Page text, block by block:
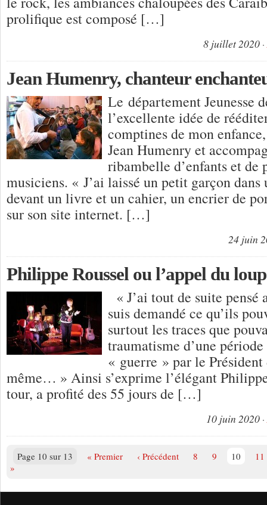
prolifique est composé […]
8 juillet 2020
Jean Humenry, chanteur
Le département Jeunesse
l’excellente idée de
comptines de mon
Jean Humenry et
ribambelle d’enfants et de
musiciens. « J’ai laissé un petit garçon
devant un livre et un cahier, un encrier de
sur son site internet. […]
24 juin
Philippe Roussel ou l’appel du
« J’ai tout de suite pensé
suis demandé ce qu’ils
surtout les traces que
traumatisme d’une
« guerre » par le
même… » Ainsi s’exprime l’élégant
tour, a profité des 55 jours de […]
10 juin 2020
Page 10 sur 13 « Premier ‹ Précédent 8 9 10
11
»